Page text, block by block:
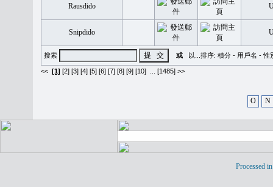
Rausdido
Snipdido
搜索 或 以...排序: 積分 - 用戶名 -性
<< [1] [2] [3] [4] [5] [6] [7] [8] [9] [10] [1485] >>
O N
Processed